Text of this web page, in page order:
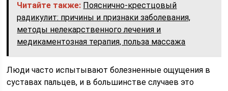
Читайте также: Пояснично-крестцовый
радикулит: причины и признаки заболевания,
методы нелекарственного лечения и
медикаментозная терапия, польза массажа
Люди часто испытывают болезненные ощущения в
суставах пальцев, и в большинстве случаев это